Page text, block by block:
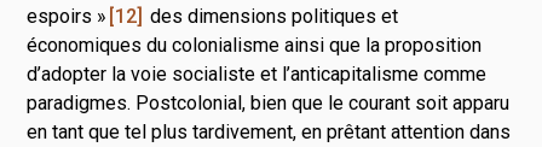
espoirs » 12 des dimensions politiques et
économiques du colonialisme ainsi que la proposition
d’adopter la voie socialiste et l’anticapitalisme comme
paradigmes. Postcolonial, bien que le courant soit apparu
en tant que tel plus tardivement, en prêtant attention dans